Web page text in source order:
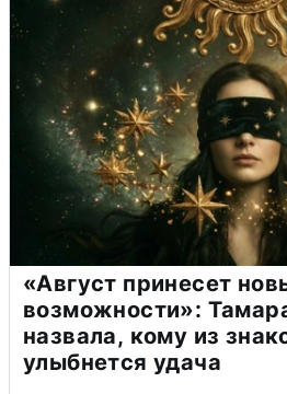
«Август принесет
возможности»:
назвала, кому из
улыбнется удача